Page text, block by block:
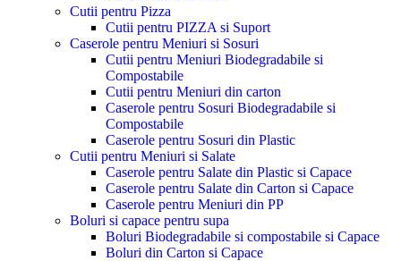
Cutii pentru Pizza
Cutii pentru PIZZA si Suport
Caserole pentru Meniuri si Sosuri
Cutii pentru Meniuri Biodegradabile si
Compostabile
Cutii pentru Meniuri din carton
Caserole pentru Sosuri Biodegradabile si
Compostabile
Caserole pentru Sosuri din Plastic
Cutii pentru Meniuri si Salate
Caserole pentru Salate din Plastic si Capace
Caserole pentru Salate din Carton si Capace
Caserole pentru Meniuri din PP
Boluri si capace pentru supa
Boluri Biodegradabile si compostabile si Capace
Boluri din Carton si Capace